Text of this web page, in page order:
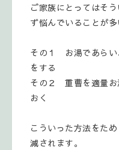
ご家族にとってはそ
ず悩んでいることが多
その１ お湯であらい
をする
その２ 重曹を適量お
おく
こういった方法をた
減されます。